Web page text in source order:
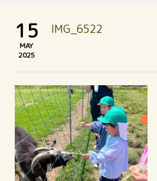
15
MAY
2025
IMG_6522